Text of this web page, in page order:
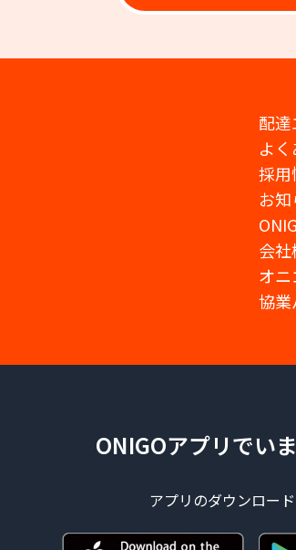
配
よ
採用
お
会
オ
協業
ONIGOアプリでい
アプリのダウンロー